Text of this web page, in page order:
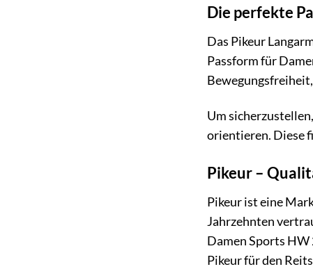
Die perfekte
Das Pikeur
Passform für
Um
orientieren. Diese
Pikeur –
Pikeur ist eine
Jahrzehnten
Damen Sports
Pikeur für den